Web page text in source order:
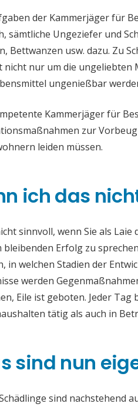
der Kammerjäger für
sämtliche Ungeziefer und
Bettwanzen usw. dazu. Zu
nicht nur um die
ungenießbar
Kammerjäger für
zur
leiden müssen.
ich das
sinnvoll, wenn Sie als
bleibenden Erfolg zu
in welchen Stadien der
werden
Eile ist geboten. Jeder
tätig als auch in
sind nun
sind nachstehend